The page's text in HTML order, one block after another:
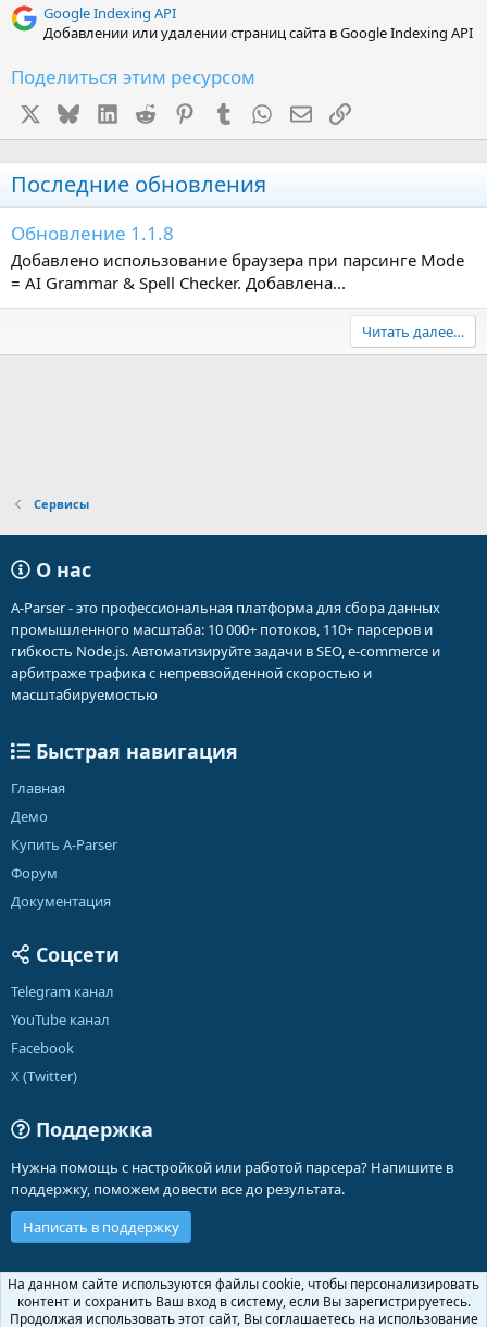
Google Indexing API
Добавлении или удалении страниц сайта в Google Indexing API
Поделиться этим ресурсом
BlueskyLinkedIn
Reddit PinterestTumblr WhatsApp
Электронная почта
Ссылка
Последние обновления
Обновление 1.1.8
Добавлено использование браузера при парсинге Mode
= AI Grammar & Spell Checker. Добавлена...
Читать далее…
Сервисы
О нас
A-Parser - это профессиональная платформа для сбора данных
промышленного масштаба: 10 000+ потоков, 110+ парсеров и
гибкость Node.js. Автоматизируйте задачи в SEO, e-commerce и
арбитраже трафика с непревзойденной скоростью и
масштабируемостью
Быстрая навигация
Главная
Демо
Купить A-Parser
Форум
Документация
Соцсети
Telegram канал
YouTube канал
Facebook
X (Twitter)
Поддержка
Нужна помощь с настройкой или работой парсера? Напишите в
поддержку, поможем довести все до результата.
Написать в поддержку
Russian (RU)
Обратная связь
Условия и правила
На данном сайте используются файлы cookie, чтобы персонализировать
контент и сохранить Ваш вход в систему, если Вы зарегистрируетесь.
Продолжая использовать этот сайт, Вы соглашаетесь на использование